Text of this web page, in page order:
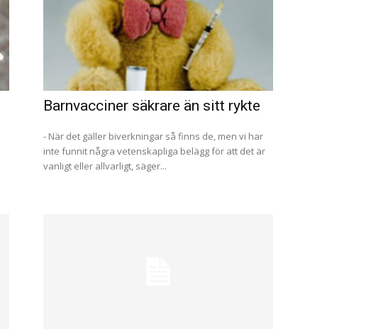
Barnvacciner säkrare än sitt rykte
- När det gäller biverkningar så finns de, men vi har
inte funnit några vetenskapliga belägg för att det är
vanligt eller allvarligt, säger...